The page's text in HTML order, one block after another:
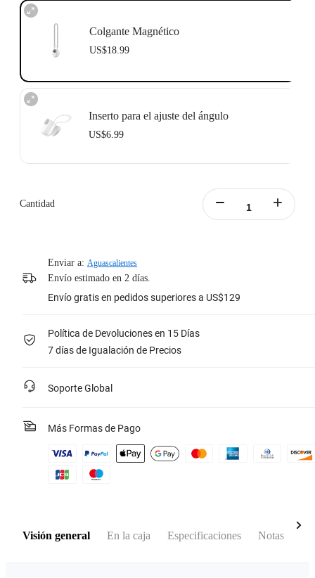
Colgante Magnético
US$18.99
Inserto para el ajuste del ángulo
US$6.99
Diseño ligero, silicona respetuosa con la piel, cómodo de llevar.
Nota: Este producto sólo es compatible con el colgante magnético para GO 3S
Cantidad
Enviar a: Aguascalientes
Envío estimado en 2 días.
Envío gratis en pedidos superiores a US$129
Política de Devoluciones en 15 Días
7 días de Igualación de Precios
Soporte Global
Más Formas de Pago
Visión general En la caja Especificaciones Notas